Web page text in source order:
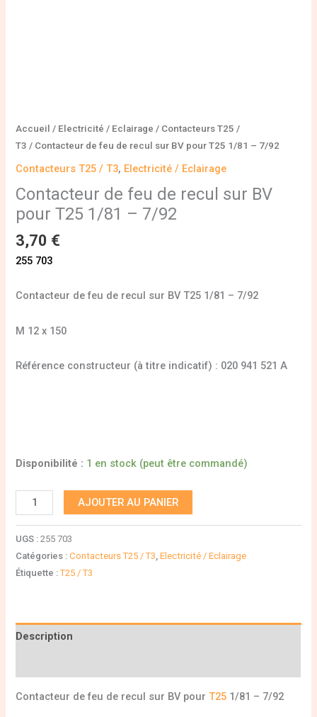
Accueil / Electricité / Eclairage / Contacteurs T25 /
T3 / Contacteur de feu de recul sur BV pour T25 1/81 – 7/92
Contacteurs T25 / T3, Electricité / Eclairage
Contacteur de feu de recul sur BV
pour T25 1/81 – 7/92
3,70 €
255 703
Contacteur de feu de recul sur BV T25 1/81 – 7/92
M 12 x 150
Référence constructeur (à titre indicatif) : 020 941 521 A
Disponibilité : 1 en stock (peut être commandé)
AJOUTER AU PANIER
UGS :255 703
Catégories :Contacteurs T25 / T3 ,Electricité / Eclairage
Étiquette :T25 / T3
Description
Contacteur de feu de recul sur BV pourT25 1/81 – 7/92